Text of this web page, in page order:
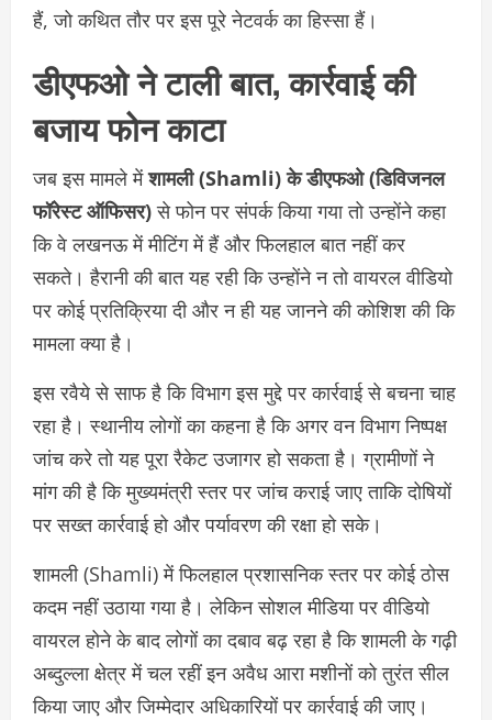
हैं, जो कथित तौर पर इस पूरे नेटवर्क का हिस्सा हैं।
डीएफओ ने टाली बात, कार्रवाई की
बजाय फोन काटा
जब इस मामले मेंशामली (Shamli) के डीएफओ (डिविजनल
फॉरेस्ट ऑफिसर)से फोन पर संपर्क किया गया तो उन्होंने कहा
कि वे लखनऊ में मीटिंग में हैं और फिलहाल बात नहीं कर
सकते। हैरानी की बात यह रही कि उन्होंने न तो वायरल वीडियो
पर कोई प्रतिक्रिया दी और न ही यह जानने की कोशिश की कि
मामला क्या है।
इस रवैये से साफ है कि विभाग इस मुद्दे पर कार्रवाई से बचना चाह
रहा है। स्थानीय लोगों का कहना है कि अगर वन विभाग निष्पक्ष
जांच करे तो यह पूरा रैकेट उजागर हो सकता है। ग्रामीणों ने
मांग की है कि मुख्यमंत्री स्तर पर जांच कराई जाए ताकि दोषियों
पर सख्त कार्रवाई हो और पर्यावरण की रक्षा हो सके।
शामली (Shamli) में फिलहाल प्रशासनिक स्तर पर कोई ठोस
कदम नहीं उठाया गया है। लेकिन सोशल मीडिया पर वीडियो
वायरल होने के बाद लोगों का दबाव बढ़ रहा है कि शामली के गढ़ी
अब्दुल्ला क्षेत्र में चल रहीं इन अवैध आरा मशीनों को तुरंत सील
किया जाए और जिम्मेदार अधिकारियों पर कार्रवाई की जाए।